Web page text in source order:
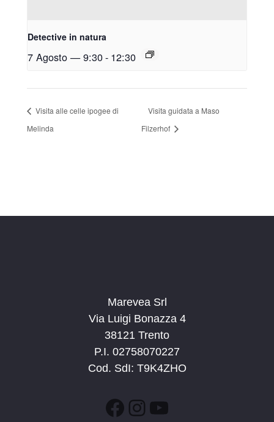
Detective in natura
7 Agosto — 9:30- 12:30
Visita alle celle ipogee di
Melinda
Visita guidata a Maso
Filzerhof
Marevea Srl
Via Luigi Bonazza 4
38121 Trento
P.I. 02758070227
Cod. SdI: T9K4ZHO
Facebook
Instagram
YouTube